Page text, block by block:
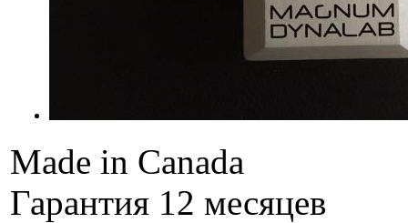
Made in Canada
Гарантия 12 месяцев